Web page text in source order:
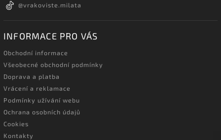
@vrakoviste.milata
INFORMACE PRO VÁS
Obchodní informace
Všeobecné obchodní podmínky
Doprava a platba
Vrácení a reklamace
Podmínky užívání webu
Ochrana osobních údajů
Cookies
Kontakty